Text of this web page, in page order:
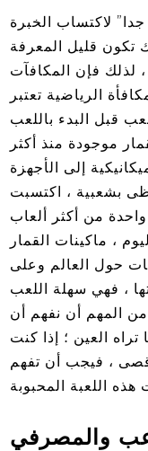
لاكتساب الخبرة
تكون قليل المعرفة
لذلك فإن المكافآت
الرياضية تعتبر
قبل البدء باللعب
موجودة منذ أكثر
إلى الأجهزة
بشعبية ، اكتسبت
من أكثر ألعاب
، ماكينات القمار
حول العالم وعلى
، فهي سهلة اللعب
المهم أن نفهم أن
العين ؛ إذا كنت
، فيجب أن تفهم
والمصرفي